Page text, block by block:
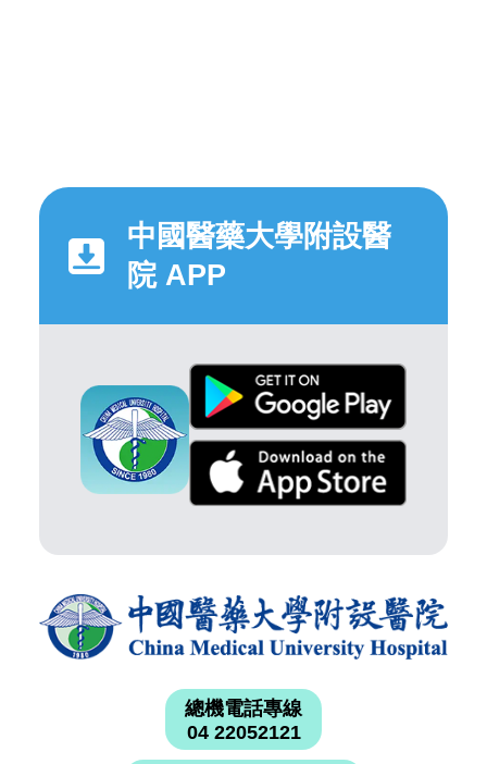
中國醫藥大學附設醫
院 APP
總機電話專線
04 22052121